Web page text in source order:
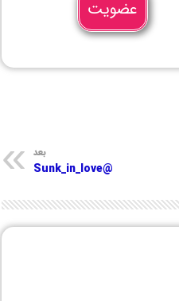
عضویت
بعد
@Sunk_in_love